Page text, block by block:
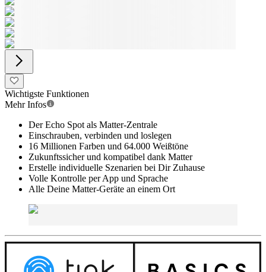
Wichtigste Funktionen
Mehr Infos
Der Echo Spot als Matter-Zentrale
Einschrauben, verbinden und loslegen
16 Millionen Farben und 64.000 Weißtöne
Zukunftssicher und kompatibel dank Matter
Erstelle individuelle Szenarien bei Dir Zuhause
Volle Kontrolle per App und Sprache
Alle Deine Matter-Geräte an einem Ort